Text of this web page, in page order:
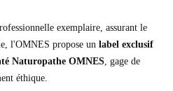
exemplaire, assurant le
l'OMNES propose un label exclusif
Naturopathe OMNES, gage de
éthique.